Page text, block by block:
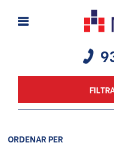
ORDENAR PER